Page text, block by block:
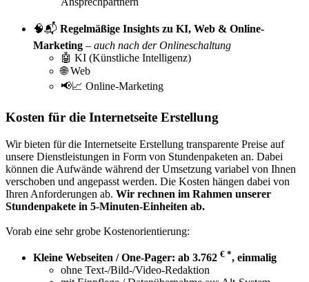
🧠📬 Regelmäßige Insights zu KI, Web & Online-
Marketing – auch nach der Onlineschaltung
🤖 KI (Künstliche Intelligenz)
🌐 Web
📢📈 Online-Marketing
Kosten für die Internetseite Erstellung
Wir bieten für die Internetseite Erstellung transparente Preise auf
unsere Dienstleistungen in Form von Stundenpaketen an. Dabei
können die Aufwände während der Umsetzung variabel von Ihnen
verschoben und angepasst werden. Die Kosten hängen dabei von
Ihren Anforderungen ab. Wir rechnen im Rahmen unserer
Stundenpakete in 5-Minuten-Einheiten ab.
Vorab eine sehr grobe Kostenorientierung:
Kleine Webseiten / One-Pager: ab 3.762 € *, einmalig
ohne Text-/Bild-/Video-Redaktion